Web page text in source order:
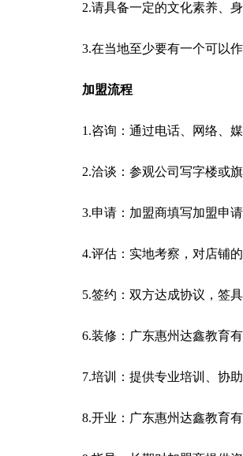
2.请具备一定的文化素养、
3.在当地至少要有一个可以
加盟流程
1.咨询：通过电话、网络、
2.洽谈：参观公司写字楼或
3.申请：加盟商填写加盟申请
4.评估：实地考察，对店铺
5.签约：双方达成协议，签
6.装修：广东惠州达鑫教育
7.培训：提供专业培训、协
8.开业：广东惠州达鑫教育